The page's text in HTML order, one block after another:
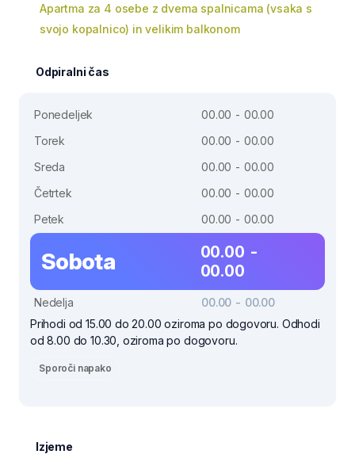
Apartma za 4 osebe z dvema spalnicama (vsaka s
svojo kopalnico) in velikim balkonom
Odpiralni čas
Ponedeljek
00.00 - 00.00
Torek
00.00 - 00.00
Sreda
00.00 - 00.00
Četrtek
00.00 - 00.00
Petek
00.00 - 00.00
Sobota
00.00 -
00.00
Nedelja
00.00 - 00.00
Prihodi od 15.00 do 20.00 oziroma po dogovoru. Odhodi
od 8.00 do 10.30, oziroma po dogovoru.
Sporoči napako
Izjeme